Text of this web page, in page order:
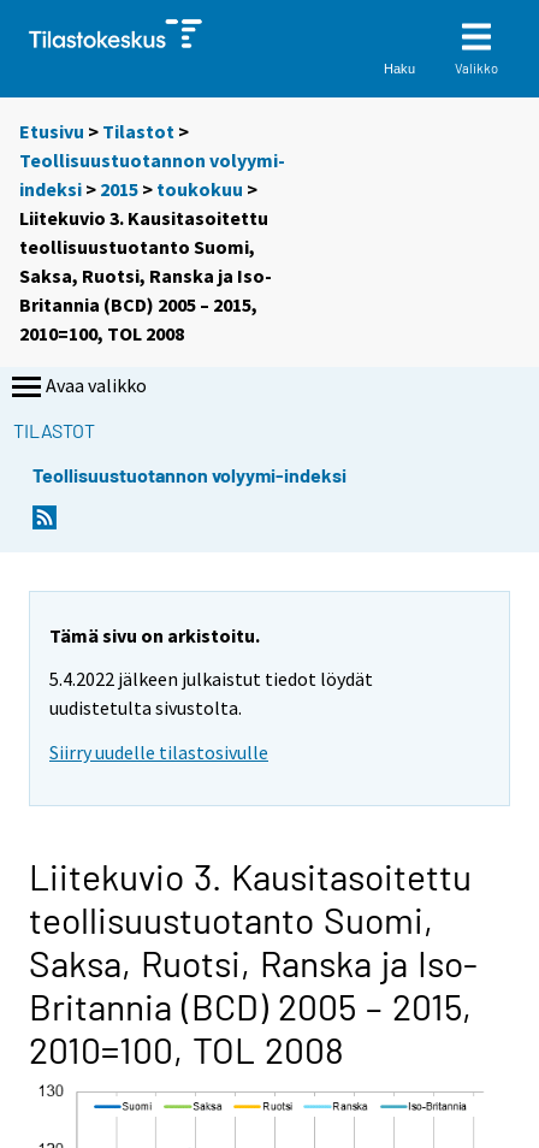
Haku Valikko
Etusivu > Tilastot >
Teollisuustuotannon volyymi-
indeksi > 2015 > toukokuu >
Liitekuvio 3. Kausitasoitettu
teollisuustuotanto Suomi,
Saksa, Ruotsi, Ranska ja Iso-
Britannia (BCD) 2005 – 2015,
2010=100, TOL 2008
Avaa valikko
TILASTOT
Teollisuustuotannon volyymi-indeksi
Tämä sivu on arkistoitu.
5.4.2022 jälkeen julkaistut tiedot löydät
uudistetulta sivustolta.
Siirry uudelle tilastosivulle
Liitekuvio 3. Kausitasoitettu
teollisuustuotanto Suomi,
Saksa, Ruotsi, Ranska ja Iso-
Britannia (BCD) 2005 – 2015,
2010=100, TOL 2008